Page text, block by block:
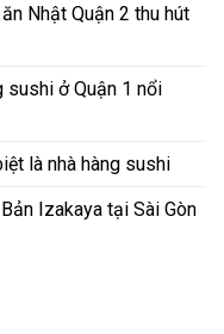
Nhật Quận 2 thu hút
sushi ở Quận 1 nổi
là nhà hàng sushi
Izakaya tại Sài Gòn